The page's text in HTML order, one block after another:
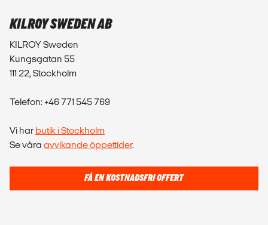
KILROY SWEDEN AB
KILROY Sweden
Kungsgatan 55
111 22, Stockholm
Telefon: +46 771 545 769
Vi har butik i Stockholm
Se våra avvikande öppettider.
FÅ EN KOSTNADSFRI OFFERT